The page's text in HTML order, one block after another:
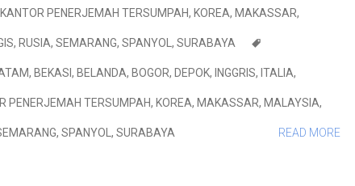
KANTOR PENERJEMAH TERSUMPAH, KOREA, MAKASSAR,
, RUSIA, SEMARANG, SPANYOL , SURABAYA
, BEKASI , BELANDA, BOGOR, DEPOK, INGGRIS, ITALIA,
PENERJEMAH TERSUMPAH, KOREA, MAKASSAR, MALAYSIA,
, SPANYOL , SURABAYA READ MORE